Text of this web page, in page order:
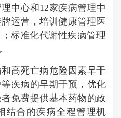
中心和12家疾病管理中
运营，培训健康管理医
标准化代谢性疾病管理
死亡病危险因素早干
疾病的早期干预，优化
免费提供基本药物的政
结合的疾病全程管理机